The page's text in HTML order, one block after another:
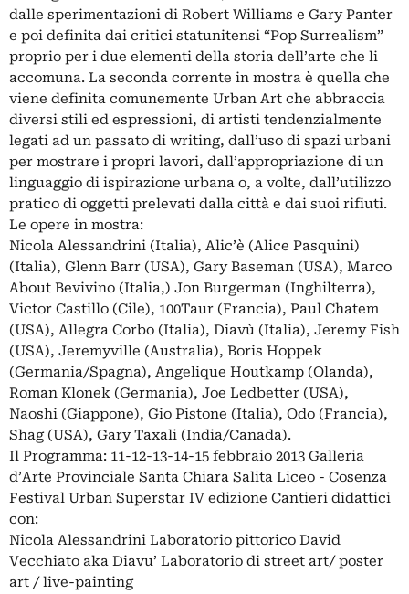
dalle sperimentazioni di Robert Williams e Gary Panter
e poi definita dai critici statunitensi “Pop Surrealism”
proprio per i due elementi della storia dell’arte che li
accomuna. La seconda corrente in mostra è quella che
viene definita comunemente Urban Art che abbraccia
diversi stili ed espressioni, di artisti tendenzialmente
legati ad un passato di writing, dall’uso di spazi urbani
per mostrare i propri lavori, dall’appropriazione di un
linguaggio di ispirazione urbana o, a volte, dall’utilizzo
pratico di oggetti prelevati dalla città e dai suoi rifiuti.
Le opere in mostra:
Nicola Alessandrini (Italia), Alic’è (Alice Pasquini)
(Italia), Glenn Barr (USA), Gary Baseman (USA), Marco
About Bevivino (Italia,) Jon Burgerman (Inghilterra),
Victor Castillo (Cile), 100Taur (Francia), Paul Chatem
(USA), Allegra Corbo (Italia), Diavù (Italia), Jeremy Fish
(USA), Jeremyville (Australia), Boris Hoppek
(Germania/Spagna), Angelique Houtkamp (Olanda),
Roman Klonek (Germania), Joe Ledbetter (USA),
Naoshi (Giappone), Gio Pistone (Italia), Odo (Francia),
Shag (USA), Gary Taxali (India/Canada).
Il Programma: 11-12-13-14-15 febbraio 2013 Galleria
d’Arte Provinciale Santa Chiara Salita Liceo - Cosenza
Festival Urban Superstar IV edizione Cantieri didattici
con:
Nicola Alessandrini Laboratorio pittorico David
Vecchiato aka Diavu’ Laboratorio di street art/ poster
art / live-painting